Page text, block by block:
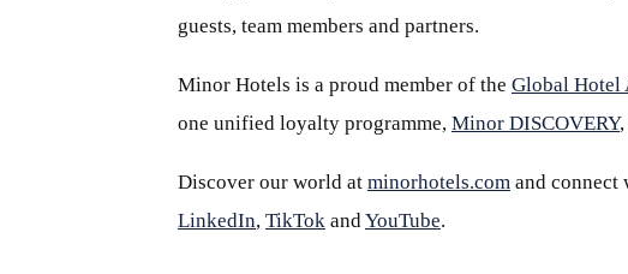
guests, team members and partners.
Minor Hotels is a proud member of the Global Hotel
one unified loyalty programme, Minor DISCOVERY
Discover our world at minorhotels.com and connect
LinkedIn, TikTok andYouTube.